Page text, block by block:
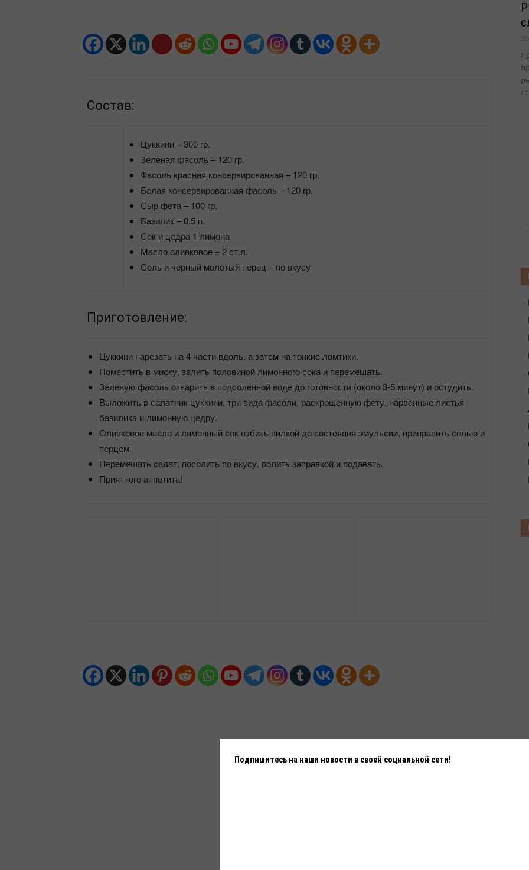
Состав:
Цуккини – 300 гр.
Зеленая фасоль – 120 гр.
Фасоль красная консервированная – 120 гр.
Белая консервированная фасоль – 120 гр.
Сыр фета – 100 гр.
Базилик – 0.5 п.
Сок и цедра 1 лимона
Масло оливковое – 2 ст.л.
Соль и черный молотый перец – по вкусу
Приготовление:
Цуккини нарезать на 4 части вдоль, а затем на тонкие ломтики.
Поместить в миску, залить половиной лимонного сока и перемешать.
Зеленую фасоль отварить в подсоленной воде до готовности (около 3-5 минут) и остудить.
Выложить в салатник цуккини, три вида фасоли, раскрошенную фету, нарванные листья
базилика и лимонную цедру.
Оливковое масло и лимонный сок взбить вилкой до состояния эмульсии, приправить солью и
перцем.
Перемешать салат, посолить по вкусу, полить заправкой и подавать.
Приятного аппетита!
Подпишитесь на наши новости в своей социальной сети!